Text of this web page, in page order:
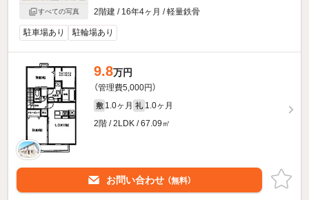
すべての写真
2階建 / 16年4ヶ月 / 軽量鉄骨
駐車場あり 駐輪場あり
9.8万円
（管理費5,000円）
敷 1.0ヶ月 礼 1.0ヶ月
2階 / 2LDK / 67.09㎡
お問い合わせ （無料）